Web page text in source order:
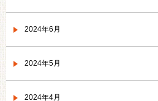
2024年6月
2024年5月
2024年4月